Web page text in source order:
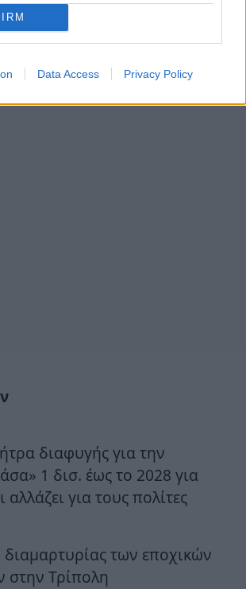
Data Access Privacy Policy
διαφυγής για την
1 δισ. έως το 2028 για
αλλάζει για τους πολίτες
των εποχικών
Τρίπολη